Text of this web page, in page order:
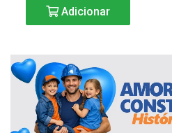
Adicionar